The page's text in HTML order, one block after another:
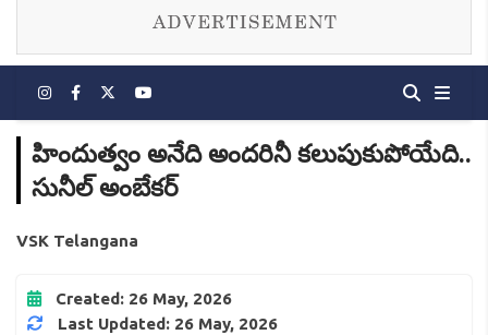
హిందుత్వం అనేది అందరినీ కలుపుకుపోయేది..
సునీల్ అంబేకర్
VSK Telangana
Created: 26 May, 2026
Last Updated: 26 May, 2026